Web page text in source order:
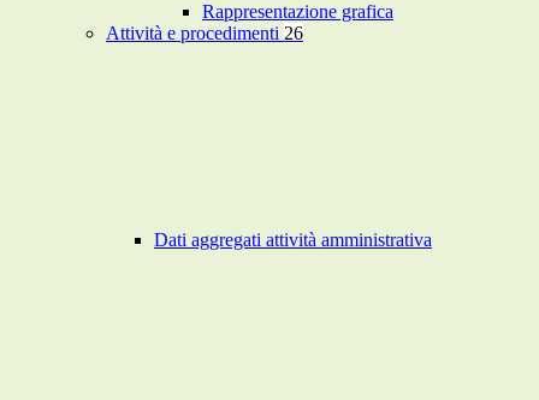
Rappresentazione grafica
Attività e procedimenti 26
Dati aggregati attività amministrativa